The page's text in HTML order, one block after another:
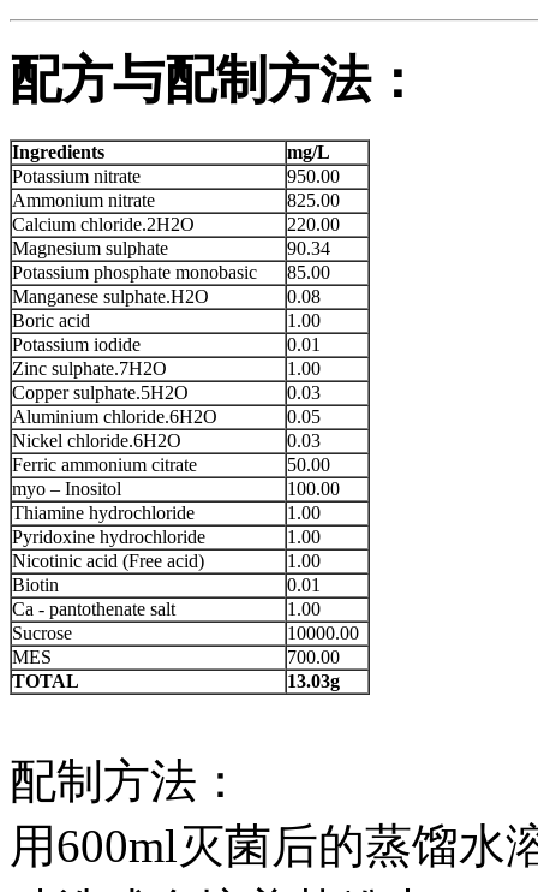
配方与配制方法：
Ingredients
mg/L
Potassium nitrate
950.00
Ammonium nitrate
825.00
Calcium chloride.2H2O
220.00
Magnesium sulphate
90.34
Potassium phosphate monobasic
85.00
Manganese sulphate.H2O
0.08
Boric acid
1.00
Potassium iodide
0.01
Zinc sulphate.7H2O
1.00
Copper sulphate.5H2O
0.03
Aluminium chloride.6H2O
0.05
Nickel chloride.6H2O
0.03
Ferric ammonium citrate
50.00
myo – Inositol
100.00
Thiamine hydrochloride
1.00
Pyridoxine hydrochloride
1.00
Nicotinic acid (Free acid)
1.00
Biotin
0.01
Ca - pantothenate salt
1.00
Sucrose
10000.00
MES
700.00
TOTAL
13.03g
配制方法：
用600ml灭菌后的蒸馏水